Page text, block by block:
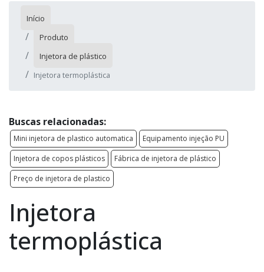
Início
Produto
Injetora de plástico
Injetora termoplástica
Buscas relacionadas:
Mini injetora de plastico automatica
Equipamento injeção PU
Injetora de copos plásticos
Fábrica de injetora de plástico
Preço de injetora de plastico
Injetora
termoplástica